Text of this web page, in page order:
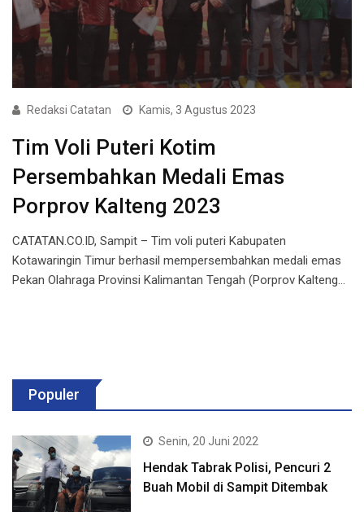
Redaksi Catatan Kamis, 3 Agustus 2023
Tim Voli Puteri Kotim
Persembahkan Medali Emas
Porprov Kalteng 2023
CATATAN.CO.ID, Sampit – Tim voli puteri Kabupaten
Kotawaringin Timur berhasil mempersembahkan medali emas
Pekan Olahraga Provinsi Kalimantan Tengah (Porprov Kalteng…
Populer
Senin, 20 Juni 2022
Hendak Tabrak Polisi, Pencuri 2
Buah Mobil di Sampit Ditembak